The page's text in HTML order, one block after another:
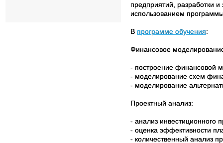
предприятий, разработки
использованием
В программе обучения:
Финансовое
- построение финансовой
- моделирование схем
- моделирование
Проектный анализ:
- анализ инвестиционного
- оценка эффективности
- количественный анализ